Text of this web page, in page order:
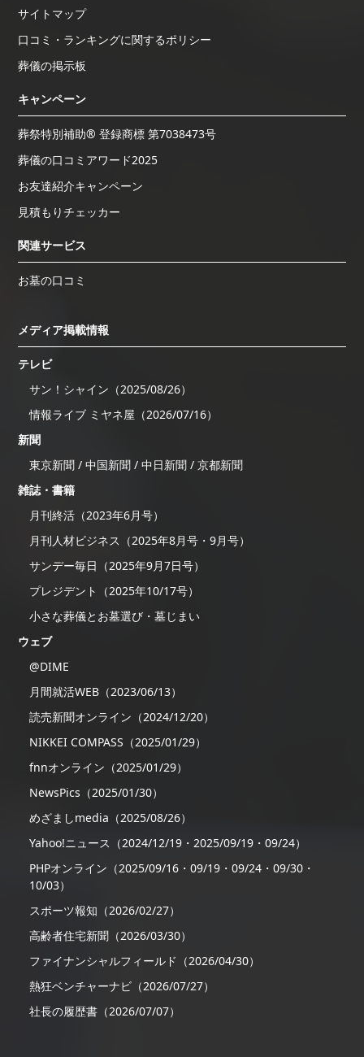
サイトマップ
口コミ・ランキングに関するポリシー
葬儀の掲示板
キャンペーン
葬祭特別補助® 登録商標 第7038473号
葬儀の口コミアワード2025
お友達紹介キャンペーン
見積もりチェッカー
関連サービス
お墓の口コミ
メディア掲載情報
テレビ
サン！シャイン（2025/08/26）
情報ライブ ミヤネ屋（2026/07/16）
新聞
東京新聞 / 中国新聞 / 中日新聞 / 京都新聞
雑誌・書籍
月刊終活（2023年6月号）
月刊人材ビジネス（2025年8月号・9月号）
サンデー毎日（2025年9月7日号）
プレジデント（2025年10/17号）
小さな葬儀とお墓選び・墓じまい
ウェブ
@DIME
月間就活WEB（2023/06/13）
読売新聞オンライン（2024/12/20）
NIKKEI COMPASS（2025/01/29）
fnnオンライン（2025/01/29）
NewsPics（2025/01/30）
めざましmedia（2025/08/26）
Yahoo!ニュース（2024/12/19・2025/09/19・09/24）
PHPオンライン（2025/09/16・09/19・09/24・09/30・
10/03）
スポーツ報知（2026/02/27）
高齢者住宅新聞（2026/03/30）
ファイナンシャルフィールド（2026/04/30）
熱狂ベンチャーナビ（2026/07/27）
社長の履歴書（2026/07/07）